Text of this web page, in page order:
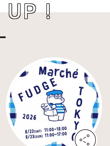
UP !